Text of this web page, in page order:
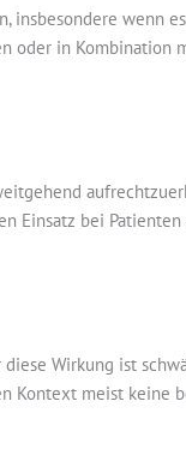
insbesondere wenn
oder in Kombination
Einsatz bei
Wirkung ist
Kontext meist keine